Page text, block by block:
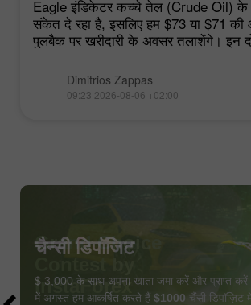
Eagle इंडिकेटर कच्चे तेल (Crude Oil) के
संकेत दे रहा है, इसलिए हम $73 या $71
पुलबैक पर खरीदारी के अवसर तलाशेंगे। इन
Dimitrios Zappas
09:23 2026-08-06 +02:00
चैन्सी डिपॉजिट
$ 3,000 के साथ अपना खाता जमा करें और प्राप्त करें
में अगस्त हम आकर्षित करते हैं $1000 चैंसी डिपॉज़िट